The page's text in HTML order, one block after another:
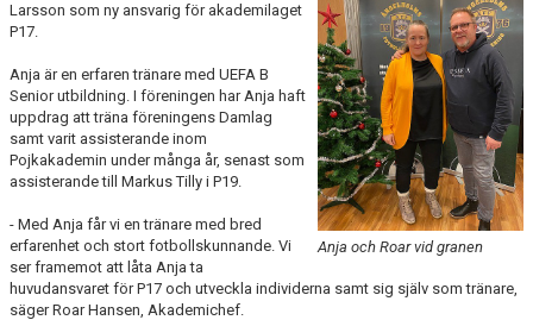
Anja och Roar vid granen
Larsson som ny ansvarig för akademilaget
P17.
Anja är en erfaren tränare med UEFA B
Senior utbildning. I föreningen har Anja haft
uppdrag att träna föreningens Damlag
samt varit assisterande inom
Pojkakademin under många år, senast som
assisterande till Markus Tilly i P19.
- Med Anja får vi en tränare med bred
erfarenhet och stort fotbollskunnande. Vi
ser framemot att låta Anja ta
huvudansvaret för P17 och utveckla individerna samt sig själv som tränare,
säger Roar Hansen, Akademichef.